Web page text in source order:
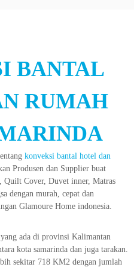
BANTAL
RUMAH
konveksi bantal hotel dan
Produsen dan Supplier buat
Cover, Duvet inner, Matras
dengan murah, cepat dan
Glamoure Home indonesia.
ada di provinsi Kalimantan
kota samarinda dan juga tarakan.
sekitar 718 KM2 dengan jumlah